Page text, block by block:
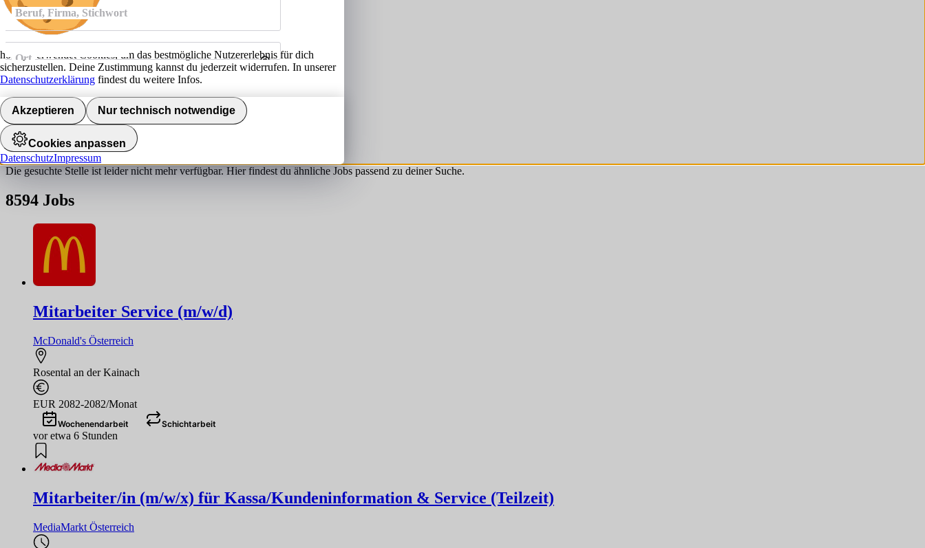
Beruf, Firma, Stichwort
Ort
Umkreis
Jobs finden
Job nicht gefunden!
Die gesuchte Stelle ist leider nicht mehr verfügbar. Hier findest du ähnliche Jobs passend zu deiner Suche.
8594 Jobs
Mitarbeiter Service (m/w/d)
McDonald's Österreich
Rosental an der Kainach
EUR 2082-2082/Monat
Wochenendarbeit Schichtarbeit
vor etwa 6 Stunden
Mitarbeiter/in (m/w/x) für Kassa/Kundeninformation & Service (Teilzeit)
MediaMarkt Österreich
hokify verwendet Cookies, um das bestmögliche Nutzererlebnis für dich
sicherzustellen. Deine Zustimmung kannst du jederzeit widerrufen. In unserer
Datenschutzerklärung findest du weitere Infos.
Akzeptieren Nur technisch notwendige
Cookies anpassen
DatenschutzImpressum